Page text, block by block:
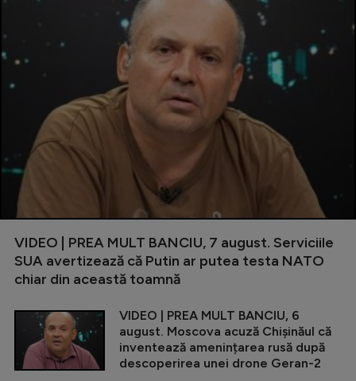
VIDEO | PREA MULT BANCIU, 7 august. Serviciile
SUA avertizează că Putin ar putea testa NATO
chiar din această toamnă
VIDEO | PREA MULT BANCIU, 6
august. Moscova acuză Chișinăul că
inventează amenințarea rusă după
descoperirea unei drone Geran-2